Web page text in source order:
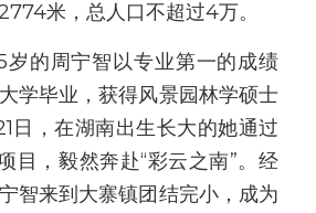
米，总人口不超过4万。
的周宁智以专业第一的成绩
学毕业，获得风景园林学硕士
日，在湖南出生长大的她通过
目，毅然奔赴“彩云之南”。经
智来到大寨镇团结完小，成为